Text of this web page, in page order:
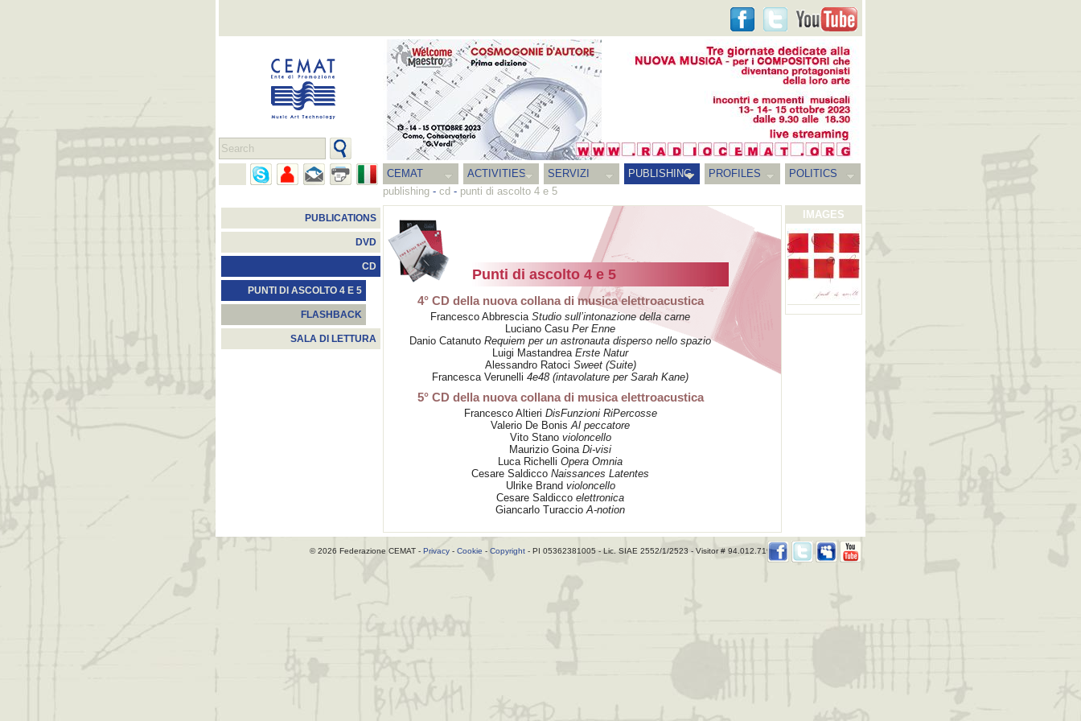
CEMAT ACTIVITIES SERVIZI PUBLISHING PROFILES
POLITICS
publishing - cd - punti di ascolto 4 e 5
PUBLICATIONS
DVD
CD
PUNTI DI ASCOLTO 4 E 5
FLASHBACK
SALA DI LETTURA
Punti di ascolto 4 e 5
4° CD della nuova collana di musica elettroacustica
Francesco Abbrescia Studio sull’intonazione della carne
Luciano Casu Per Enne
Danio Catanuto Requiem per un astronauta disperso nello spazio
Luigi Mastandrea Erste Natur
Alessandro Ratoci Sweet (Suite)
Francesca Verunelli 4e48 (intavolature per Sarah Kane)
5° CD della nuova collana di musica elettroacustica
Francesco Altieri DisFunzioni RiPercosse
Valerio De Bonis Al peccatore
Vito Stano violoncello
Maurizio Goina Di-visi
Luca Richelli Opera Omnia
Cesare Saldicco Naissances Latentes
Ulrike Brand violoncello
Cesare Saldicco elettronica
Giancarlo TuraccioA-notion
IMAGES
© 2026 Federazione CEMAT - Privacy - Cookie - Copyright - PI 05362381005 - Lic. SIAE 2552/1/2523 - Visitor # 94.012.719